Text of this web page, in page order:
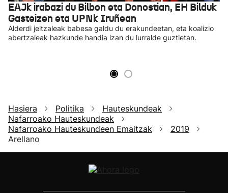
EAJk irabazi du Bilbon eta Donostian, EH Bilduk
Gasteizen eta UPNk Iruñean
Alderdi jeltzaleak babesa galdu du erakundeetan, eta koalizio
abertzaleak hazkunde handia izan du lurralde guztietan.
Hasiera Politika
Hauteskundeak
Nafarroako Hauteskundeak
Nafarroako Hauteskundeen Emaitzak
2019
Arellano